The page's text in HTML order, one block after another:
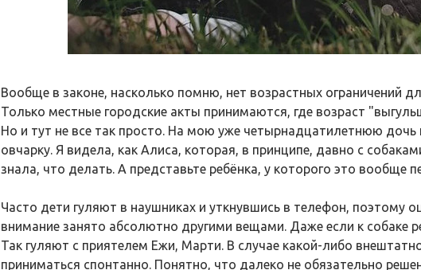
Вообще в законе, насколько помню, нет возрастных ограничений
Только местные городские акты принимаются, где возраст
Но и тут не все так просто. На мою уже четырнадцатилетнюю дочь
овчарку. Я видела, как Алиса, которая, в принципе, давно с
знала, что делать. А представьте ребёнка, у которого это вообще
Часто дети гуляют в наушниках и уткнувшись в телефон, поэтому
внимание занято абсолютно другими вещами. Даже если к собаке
Так гуляют с приятелем Ежи, Марти. В случае какой-либо
приниматься спонтанно. Понятно, что далеко не обязательно